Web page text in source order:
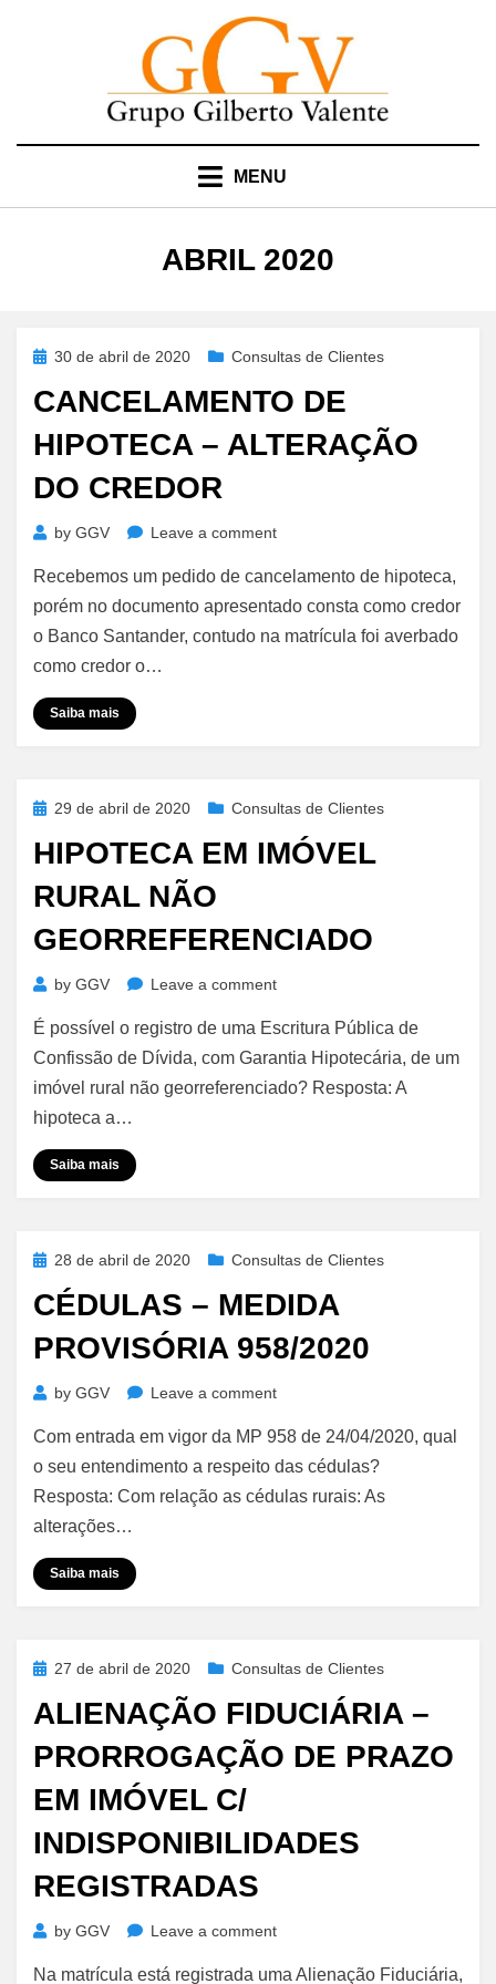
MENU
MÊS
:
ABRIL 2020
Posted
30 de abril de 2020 Consultas de Clientes
CANCELAMENTO DE
HIPOTECA – ALTERAÇÃO
DO CREDOR
by GGV Leave a commenton
de
Hipoteca
–
Recebemos um pedido de cancelamento de hipoteca,
porém no documento apresentado consta como credor
o Banco Santander, contudo na matrícula foi averbado
como credor o…
Saiba mais
Posted29 de abril de 2020 Consultas de Clientes
HIPOTECA EM IMÓVEL
RURAL NÃO
GEORREFERENCIADO
by GGV Leave a commenton
em
Imóvel
Rural
É possível o registro de uma Escritura Pública de
Confissão de Dívida, com Garantia Hipotecária, de um
imóvel rural não georreferenciado? Resposta: A
hipoteca a…
Saiba mais
Posted28 de abril de 2020 Consultas de Clientes
CÉDULAS – MEDIDA
PROVISÓRIA 958/2020
by GGV Leave a commenton
–
Medida
Provisória
Com entrada em vigor da MP 958 de 24/04/2020, qual
o seu entendimento a respeito das cédulas?
Resposta: Com relação as cédulas rurais: As
alterações…
Saiba mais
Posted27 de abril de 2020 Consultas de Clientes
ALIENAÇÃO FIDUCIÁRIA –
PRORROGAÇÃO DE PRAZO
EM IMÓVEL C/
INDISPONIBILIDADES
REGISTRADAS
by GGV Leave a commenton
Fiduciária
Na matrícula está registrada uma Alienação Fiduciária,